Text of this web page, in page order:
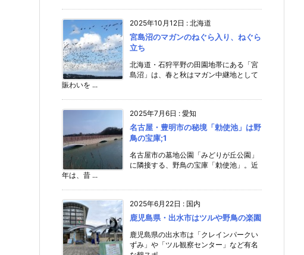
2025年10月12日 : 北海道
宮島沼のマガンのねぐら入り、ねぐら
立ち
北海道・石狩平野の田園地帯にある「宮
島沼」は、春と秋はマガン中継地として
賑わいを ...
2025年7月6日 : 愛知
名古屋・豊明市の秘境「勅使池」は野
鳥の宝庫;1
名古屋市の墓地公園「みどりが丘公園」
に隣接する、野鳥の宝庫「勅使池」。近
年は、昔 ...
2025年6月22日 : 国内
鹿児島県・出水市はツルや野鳥の楽園
鹿児島県の出水市は「クレインパークい
ずみ」や「ツル観察センター」など有名